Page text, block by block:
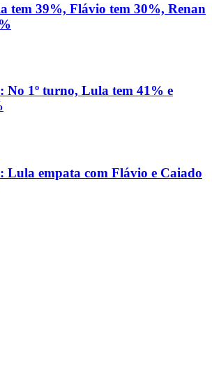
tem 39%, Flávio tem 30%, Renan
No 1º turno, Lula tem 41% e
Lula empata com Flávio e Caiado